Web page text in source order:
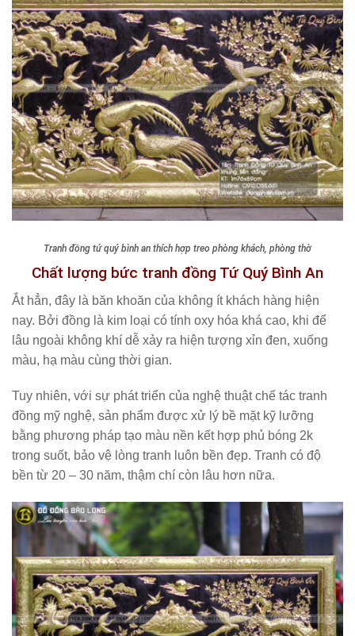
Tranh đồng tứ quý bình an thích hợp treo phòng khách, phòng thờ
Chất lượng bức tranh đồng Tứ Quý Bình An
Ắt hẳn, đây là băn khoăn của không ít khách hàng hiện
nay. Bởi đồng là kim loại có tính oxy hóa khá cao, khi để
lâu ngoài không khí dễ xảy ra hiện tượng xỉn đen, xuống
màu, hạ màu cùng thời gian.
Tuy nhiên, với sự phát triển của nghệ thuật chế tác tranh
đồng mỹ nghệ, sản phẩm được xử lý bề mặt kỹ lưỡng
bằng phương pháp tạo màu nền kết hợp phủ bóng 2k
trong suốt, bảo vệ lòng tranh luôn bền đẹp. Tranh có độ
bền từ 20 – 30 năm, thậm chí còn lâu hơn nữa.